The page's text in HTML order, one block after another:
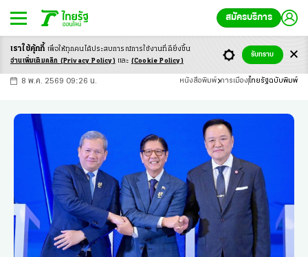
สมัครบริการ
-ก ก ก+
8 พ.ค. 2569 09:26 น. หนังสือพิมพ์ การเมือง ไทยรัฐฉบับพิมพ์
เราใช้คุ้กกี้ เพื่อให้ทุกคนได้ประสบการณ์การใช้งานที่ดียิ่งขึ้น
อ่านเพิ่มเติมคลิก (Privacy Policy) และ (Cookie Policy)
รับทราบ